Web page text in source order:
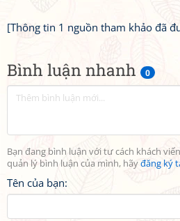
Bình luận nhanh 0
Bạn đang bình luận với tư cách khách
quản lý bình luận của mình, hãyđăng ký
Tên của bạn:
[Thông tin 1 nguồn tham khảo đã